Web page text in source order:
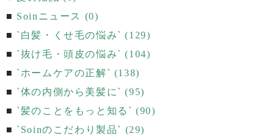
Soinニュース (0)
`白髪・くせ毛の悩み` (129)
`抜け毛・頭皮の悩み` (104)
`ホームケアの正解` (138)
`体の内側から美髪に` (95)
`髪のことをもっと知る` (90)
`Soinのこだわり製品` (29)